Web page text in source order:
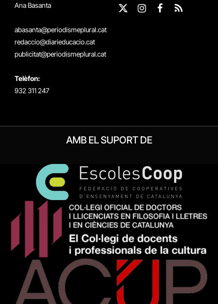
Ana Basanta
abasanta@periodismeplural.cat
redaccio@diarieducacio.cat
publicitat@periodismeplural.cat
Telèfon:
932 311 247
X
InstagramFacebook
RSS
AMB EL SUPORT DE